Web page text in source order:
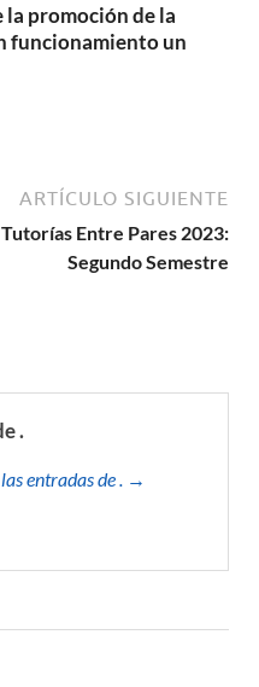
promoción de la
funcionamiento un
ARTÍCULO SIGUIENTE
Tutorías Entre Pares 2023:
Segundo Semestre
.
entradas de . →